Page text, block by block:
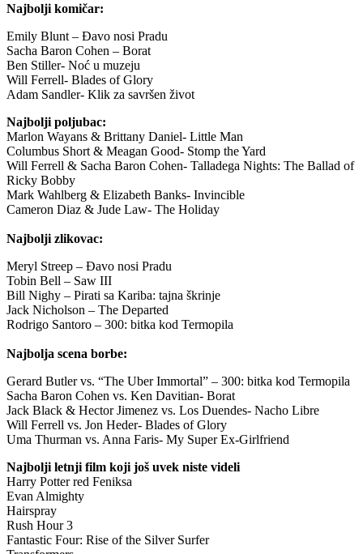
Najbolji komičar:
Emily Blunt – Đavo nosi Pradu
Sacha Baron Cohen – Borat
Ben Stiller- Noć u muzeju
Will Ferrell- Blades of Glory
Adam Sandler- Klik za savršen život
Najbolji poljubac:
Marlon Wayans & Brittany Daniel- Little Man
Columbus Short & Meagan Good- Stomp the Yard
Will Ferrell & Sacha Baron Cohen- Talladega Nights: The Ballad of
Ricky Bobby
Mark Wahlberg & Elizabeth Banks- Invincible
Cameron Diaz & Jude Law- The Holiday
Najbolji zlikovac:
Meryl Streep – Đavo nosi Pradu
Tobin Bell – Saw III
Bill Nighy – Pirati sa Kariba: tajna škrinje
Jack Nicholson – The Departed
Rodrigo Santoro – 300: bitka kod Termopila
Najbolja scena borbe:
Gerard Butler vs. “The Uber Immortal” – 300: bitka kod Termopila
Sacha Baron Cohen vs. Ken Davitian- Borat
Jack Black & Hector Jimenez vs. Los Duendes- Nacho Libre
Will Ferrell vs. Jon Heder- Blades of Glory
Uma Thurman vs. Anna Faris- My Super Ex-Girlfriend
Najbolji letnji film koji još uvek niste videli
Harry Potter red Feniksa
Evan Almighty
Hairspray
Rush Hour 3
Fantastic Four: Rise of the Silver Surfer